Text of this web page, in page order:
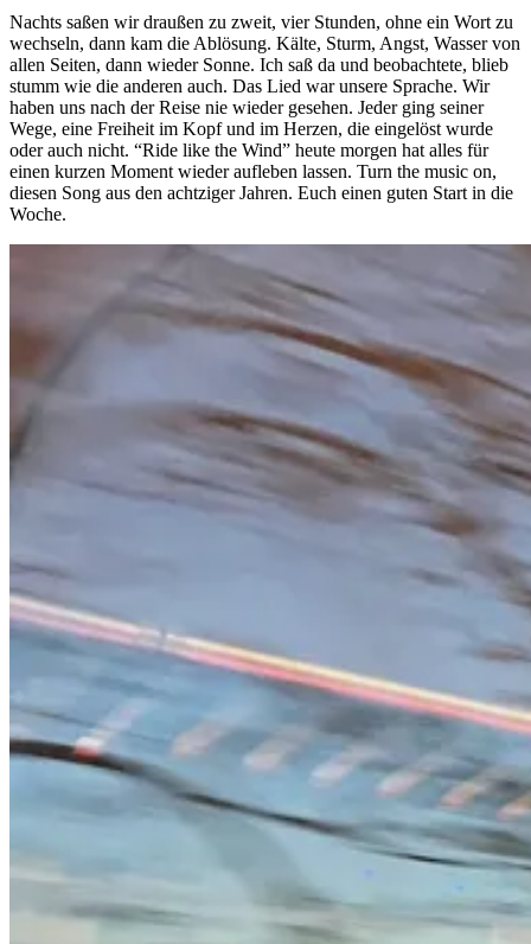
Nachts saßen wir draußen zu zweit, vier Stunden, ohne ein Wort zu
wechseln, dann kam die Ablösung. Kälte, Sturm, Angst, Wasser von
allen Seiten, dann wieder Sonne. Ich saß da und beobachtete, blieb
stumm wie die anderen auch. Das Lied war unsere Sprache. Wir
haben uns nach der Reise nie wieder gesehen. Jeder ging seiner
Wege, eine Freiheit im Kopf und im Herzen, die eingelöst wurde
oder auch nicht. “Ride like the Wind” heute morgen hat alles für
einen kurzen Moment wieder aufleben lassen. Turn the music on,
diesen Song aus den achtziger Jahren. Euch einen guten Start in die
Woche.